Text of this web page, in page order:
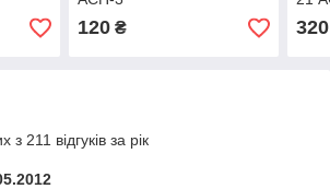
120₴ 320
з 211 відгуків за рік